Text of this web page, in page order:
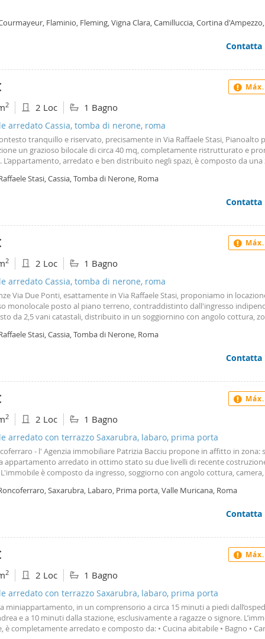
Flaminio, Fleming, Vigna Clara, Camilluccia, Cortina
Contatta
2 2 Loc 1 Bagno
arredato Cassia, tomba di nerone, roma
tranquillo e riservato, precisamente in Via Raffaele Stasi, Pianoalto
un grazioso bilocale di circa 40 mq, completamente ristrutturato e
L’appartamento, arredato e ben distribuito negli spazi, è composto da una
veranda utilizzabile come zona lavanderia o piccolo ripostiglio. Gli ambienti
e un’atmosfera accogliente e funzionale. La soluzione è ideale per single
stesso tempo lontana dal caos cittadino. La posizione consente di
servizi, negozi e collegamenti principali, mantenendo però la
prevalentemente residenziale. Per qualsiasi ulteriori informazioni i nostri
Roma, Via Due Ponti 235a e Viale Bruno Buozzi 19a e seguono il seguente
venerdi dalle ore 09. 00 alle ore 19. 30, il sabato dalle ore 09. 00 alle ore 13.
Stasi, Cassia, Tomba di Nerone, Roma
Contatta
2 2 Loc 1 Bagno
arredato Cassia, tomba di nerone, roma
Via Due Ponti, esattamente in Via Raffaele Stasi, proponiamo in
monolocale posto al piano terreno, contraddistinto dall'ingresso
da 2,5 vani catastali, distribuito in un soggiornino con angolo cottura,
Due Ponti 235 e seguono il seguente orario: dal lunedi al venerdi dalle ore
Stasi, Cassia, Tomba di Nerone, Roma
Contatta
2 2 Loc 1 Bagno
arredato con terrazzo Saxarubra, labaro, prima porta
- l' Agenzia immobiliare Patrizia Bacciu propone in affitto in zona:
appartamento arredato in ottimo stato su due livelli di recente
è composto da ingresso, soggiorno con angolo cottura,
Libero da novembre 2026 Per qualsiasi informazione o richiesta potete
Saxarubra, Labaro, Prima porta, Valle Muricana, Roma
Contatta
2 2 Loc 1 Bagno
arredato con terrazzo Saxarubra, labaro, prima porta
miniappartamento, in un comprensorio a circa 15 minuti a piedi
e a 10 minuti dalla stazione, esclusivamente a ragazze o signore.
è completamente arredato e composto da: • Cucina abitabile • Bagno •